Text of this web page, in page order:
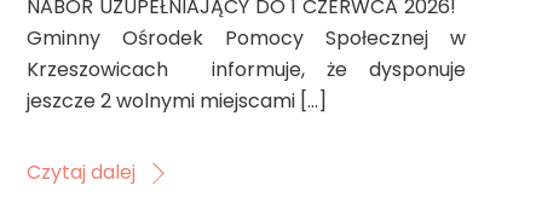
NABÓR UZUPEŁNIAJĄCY DO 1 CZERWCA 2026!
Gminny Ośrodek Pomocy Społecznej w
Krzeszowicach informuje, że dysponuje
jeszcze 2 wolnymi miejscami […]
Czytaj dalej